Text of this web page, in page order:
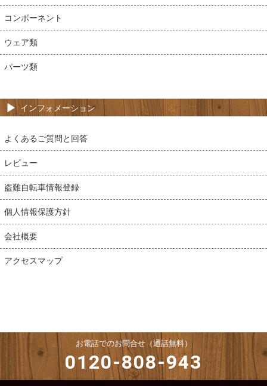
コンポーネント
ウェア類
パーツ類
インフォメーション
よくあるご質問と回答
レビュー
盗難自転車情報登録
個人情報保護方針
会社概要
アクセスマップ
お電話でのお問合せ（通話無料）
0120-808-943